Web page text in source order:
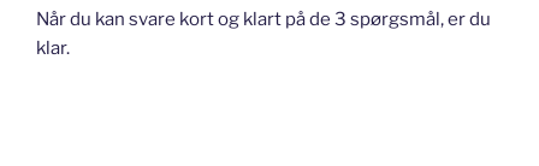
Når du kan svare kort og klart på de 3 spørgsmål, er du
klar.